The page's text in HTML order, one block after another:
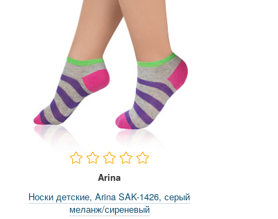
Arina
Носки детские, Arina SAK-1426, серый
меланж/сиреневый